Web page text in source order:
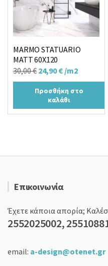
MARMO STATUARIO
MATT 60X120
30,00€ Original
price
was:
30,00 €.
24,90€Η
τρέχουσα
τιμή
είναι:
/m2
Προσθήκη στο
καλάθι
Επικοινωνία
Έχετε κάποια απορία;
2552025002,
email: a-design@otenet.gr